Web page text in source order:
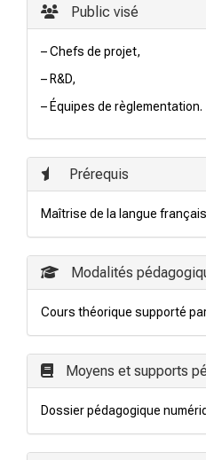
Public visé
– Chefs de projet,
– R&D,
– Équipes de règlementation.
Prérequis
Maîtrise de la langue
Modalités
Cours théorique supporté
Moyens et supports
Dossier pédagogique